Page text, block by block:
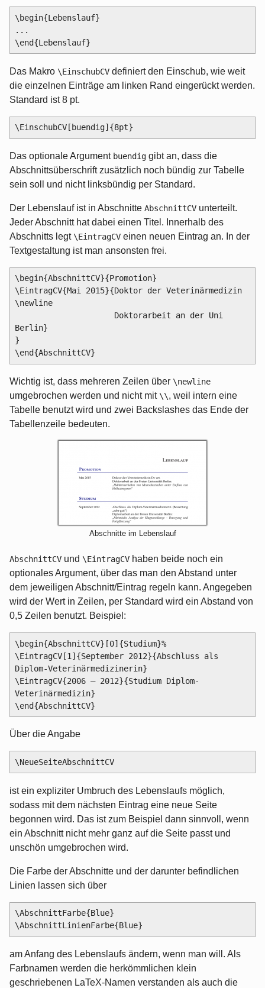
\begin{Lebenslauf}
...
Das Makro \EinschubCV definiert den Einschub, wie weit
die einzelnen Einträge am linken Rand eingerückt werden.
Standard ist 8 pt.
Das optionale Argument buendig gibt an, dass die
Abschnittsüberschrift zusätzlich noch bündig zur Tabelle
sein soll und nicht linksbündig per Standard.
Der Lebenslauf ist in Abschnitte AbschnittCV unterteilt.
Jeder Abschnitt hat dabei einen Titel. Innerhalb des
Abschnitts legt \EintragCV einen neuen Eintrag an. In der
Textgestaltung ist man ansonsten frei.
\begin{AbschnittCV}{Promotion}
\EintragCV{Mai 2015}{Doktor der Veterinärmedizin
\newline
Berlin}
}
Wichtig ist, dass mehreren Zeilen über \newline
umgebrochen werden und nicht mit \\, weil intern eine
Tabelle benutzt wird und zwei Backslashes das Ende der
Tabellenzeile bedeuten.
Abschnitte im Lebenslauf
AbschnittCV und \EintragCV haben beide noch ein
optionales Argument, über das man den Abstand unter
dem jeweiligen Abschnitt/Eintrag regeln kann. Angegeben
wird der Wert in Zeilen, per Standard wird ein Abstand von
0,5 Zeilen benutzt. Beispiel:
\begin{AbschnittCV}[0]{Studium}%
\EintragCV[1]{September 2012}{Abschluss als
Diplom-Veterinärmedizinerin}
\EintragCV{2006 – 2012}{Studium Diplom-
Veterinärmedizin}
Über die Angabe
\NeueSeiteAbschnittCV
ist ein expliziter Umbruch des Lebenslaufs möglich,
sodass mit dem nächsten Eintrag eine neue Seite
begonnen wird. Das ist zum Beispiel dann sinnvoll, wenn
ein Abschnitt nicht mehr ganz auf die Seite passt und
unschön umgebrochen wird.
Die Farbe der Abschnitte und der darunter befindlichen
Linien lassen sich über
\AbschnittFarbe{Blue}
am Anfang des Lebenslaufs ändern, wenn man will. Als
Farbnamen werden die herkömmlichen klein
geschriebenen LaTeX-Namen verstanden als auch die